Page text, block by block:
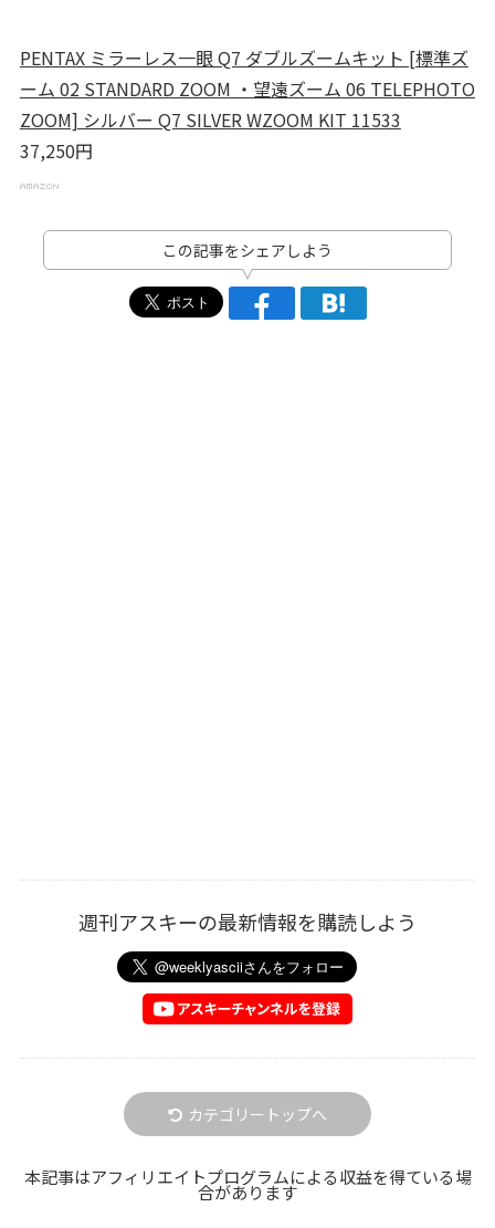
PENTAX ミラーレス一眼 Q7 ダブルズームキット [標準ズ
ーム 02 STANDARD ZOOM ・望遠ズーム 06 TELEPHOTO
ZOOM] シルバー Q7 SILVER WZOOM KIT 11533
37,250円
この記事をシェアしよう
週刊アスキーの最新情報を購読しよう
カテゴリートップへ
本記事はアフィリエイトプログラムによる収益を得ている場
合があります